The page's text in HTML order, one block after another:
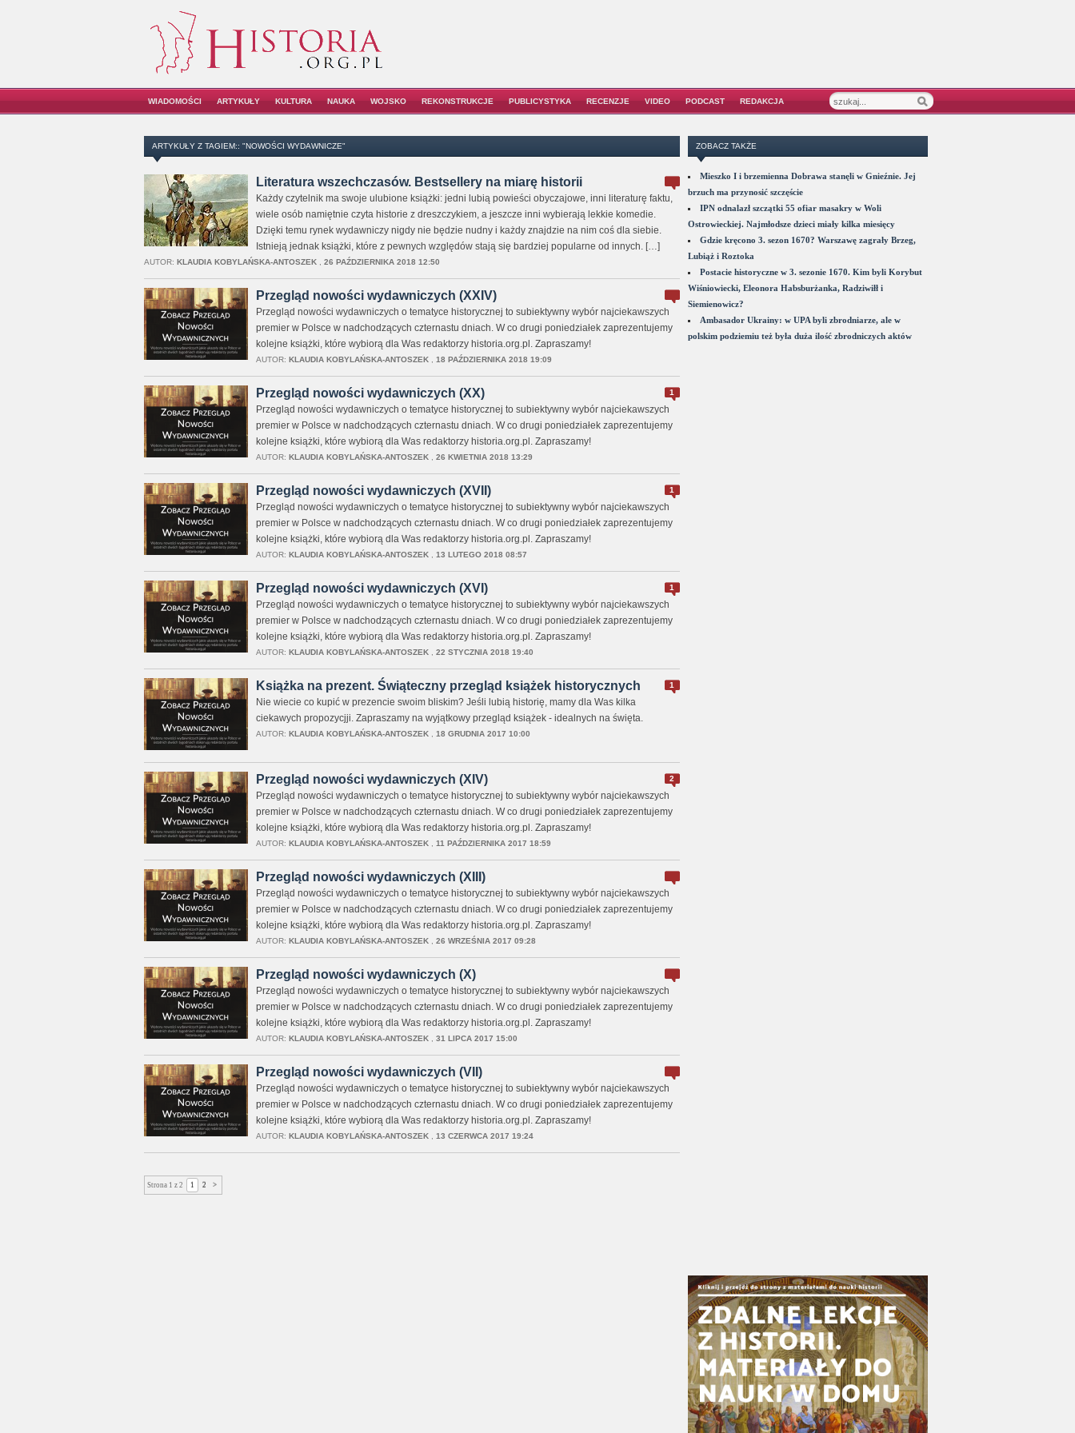
WIADOMOŚCI ARTYKUŁY KULTURA NAUKA WOJSKO REKONSTRUKCJE PUBLICYSTYKA RECENZJE VIDEO PODCAST REDAKCJA
ARTYKUŁY Z TAGIEM:: "NOWOŚCI WYDAWNICZE"
Literatura wszechczasów. Bestsellery na miarę historii
Każdy czytelnik ma swoje ulubione książki: jedni lubią powieści obyczajowe, inni literaturę faktu,
wiele osób namiętnie czyta historie z dreszczykiem, a jeszcze inni wybierają lekkie komedie.
Dzięki temu rynek wydawniczy nigdy nie będzie nudny i każdy znajdzie na nim coś dla siebie.
Istnieją jednak książki, które z pewnych względów stają się bardziej popularne od innych. […]
AUTOR: KLAUDIA KOBYLAŃSKA-ANTOSZEK, 26 PAŹDZIERNIKA 2018 12:50
Przegląd nowości wydawniczych (XXIV)
Przegląd nowości wydawniczych o tematyce historycznej to subiektywny wybór najciekawszych
premier w Polsce w nadchodzących czternastu dniach. W co drugi poniedziałek zaprezentujemy
kolejne książki, które wybiorą dla Was redaktorzy historia.org.pl. Zapraszamy!
AUTOR: KLAUDIA KOBYLAŃSKA-ANTOSZEK, 18 PAŹDZIERNIKA 2018 19:09
1
Przegląd nowości wydawniczych (XX)
Przegląd nowości wydawniczych o tematyce historycznej to subiektywny wybór najciekawszych
premier w Polsce w nadchodzących czternastu dniach. W co drugi poniedziałek zaprezentujemy
kolejne książki, które wybiorą dla Was redaktorzy historia.org.pl. Zapraszamy!
AUTOR: KLAUDIA KOBYLAŃSKA-ANTOSZEK, 26 KWIETNIA 2018 13:29
1
Przegląd nowości wydawniczych (XVII)
Przegląd nowości wydawniczych o tematyce historycznej to subiektywny wybór najciekawszych
premier w Polsce w nadchodzących czternastu dniach. W co drugi poniedziałek zaprezentujemy
kolejne książki, które wybiorą dla Was redaktorzy historia.org.pl. Zapraszamy!
AUTOR: KLAUDIA KOBYLAŃSKA-ANTOSZEK, 13 LUTEGO 2018 08:57
1
Przegląd nowości wydawniczych (XVI)
Przegląd nowości wydawniczych o tematyce historycznej to subiektywny wybór najciekawszych
premier w Polsce w nadchodzących czternastu dniach. W co drugi poniedziałek zaprezentujemy
kolejne książki, które wybiorą dla Was redaktorzy historia.org.pl. Zapraszamy!
AUTOR: KLAUDIA KOBYLAŃSKA-ANTOSZEK, 22 STYCZNIA 2018 19:40
1
Książka na prezent. Świąteczny przegląd książek historycznych
Nie wiecie co kupić w prezencie swoim bliskim? Jeśli lubią historię, mamy dla Was kilka
ciekawych propozycjji. Zapraszamy na wyjątkowy przegląd książek - idealnych na święta.
AUTOR: KLAUDIA KOBYLAŃSKA-ANTOSZEK, 18 GRUDNIA 2017 10:00
2
Przegląd nowości wydawniczych (XIV)
Przegląd nowości wydawniczych o tematyce historycznej to subiektywny wybór najciekawszych
premier w Polsce w nadchodzących czternastu dniach. W co drugi poniedziałek zaprezentujemy
kolejne książki, które wybiorą dla Was redaktorzy historia.org.pl. Zapraszamy!
AUTOR: KLAUDIA KOBYLAŃSKA-ANTOSZEK, 11 PAŹDZIERNIKA 2017 18:59
Przegląd nowości wydawniczych (XIII)
Przegląd nowości wydawniczych o tematyce historycznej to subiektywny wybór najciekawszych
premier w Polsce w nadchodzących czternastu dniach. W co drugi poniedziałek zaprezentujemy
kolejne książki, które wybiorą dla Was redaktorzy historia.org.pl. Zapraszamy!
AUTOR: KLAUDIA KOBYLAŃSKA-ANTOSZEK, 26 WRZEŚNIA 2017 09:28
Przegląd nowości wydawniczych (X)
Przegląd nowości wydawniczych o tematyce historycznej to subiektywny wybór najciekawszych
premier w Polsce w nadchodzących czternastu dniach. W co drugi poniedziałek zaprezentujemy
kolejne książki, które wybiorą dla Was redaktorzy historia.org.pl. Zapraszamy!
AUTOR: KLAUDIA KOBYLAŃSKA-ANTOSZEK, 31 LIPCA 2017 15:00
Przegląd nowości wydawniczych (VII)
Przegląd nowości wydawniczych o tematyce historycznej to subiektywny wybór najciekawszych
premier w Polsce w nadchodzących czternastu dniach. W co drugi poniedziałek zaprezentujemy
kolejne książki, które wybiorą dla Was redaktorzy historia.org.pl. Zapraszamy!
AUTOR: KLAUDIA KOBYLAŃSKA-ANTOSZEK, 13 CZERWCA 2017 19:24
Strona 1 z 2 1 2 >
ZOBACZ TAKŻE
Mieszko I i brzemienna Dobrawa stanęli w Gnieźnie. Jej
brzuch ma przynosić szczęście
IPN odnalazł szczątki 55 ofiar masakry w Woli
Ostrowieckiej. Najmłodsze dzieci miały kilka miesięcy
Gdzie kręcono 3. sezon 1670? Warszawę zagrały Brzeg,
Lubiąż i Roztoka
Postacie historyczne w 3. sezonie 1670. Kim byli Korybut
Wiśniowiecki, Eleonora Habsburżanka, Radziwiłł i
Siemienowicz?
Ambasador Ukrainy: w UPA byli zbrodniarze, ale w
polskim podziemiu też była duża ilość zbrodniczych aktów